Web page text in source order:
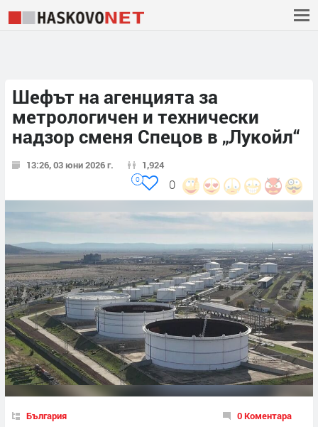
Шефът на агенцията за
метрологичен и технически
надзор сменя Спецов в „Лукойл“
13:26, 03 юни 2026 г. 1,924
0
0
България 0 Коментара